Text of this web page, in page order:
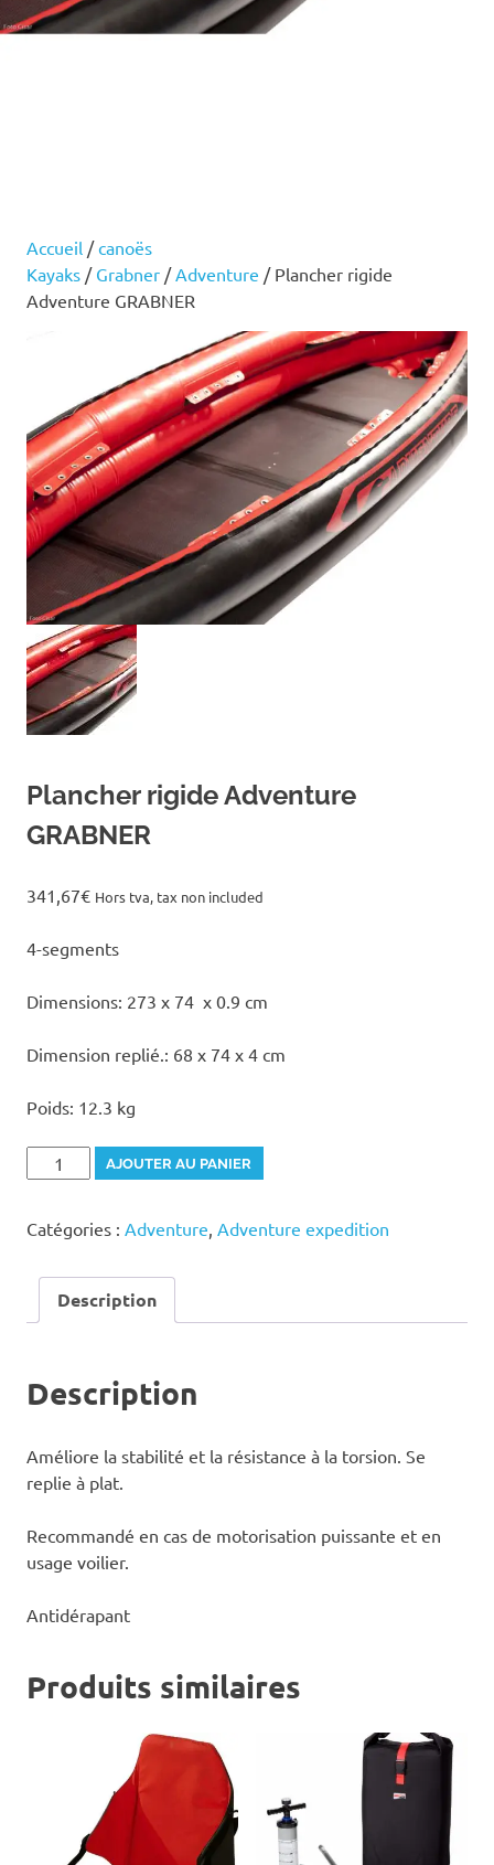
Accueil /canoës
Kayaks / Grabner / Adventure / Plancher rigide
Adventure GRABNER
Plancher rigide Adventure
GRABNER
341,67€ Hors tva, tax non included
4-segments
Dimensions: 273 x 74 x 0.9 cm
Dimension replié.: 68 x 74 x 4 cm
Poids: 12.3 kg
quantité
de
rigide
GRABNER
AJOUTER AU PANIER
Catégories : Adventure, Adventure expedition
Description
Description
Améliore la stabilité et la résistance à la torsion. Se
replie à plat.
Recommandé en cas de motorisation puissante et en
usage voilier.
Antidérapant
Produits similaires